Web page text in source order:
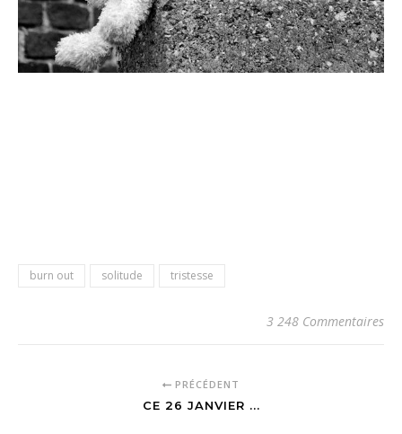
burn out solitude tristesse
3 248 Commentaires
PRÉCÉDENT
CE 26 JANVIER ...